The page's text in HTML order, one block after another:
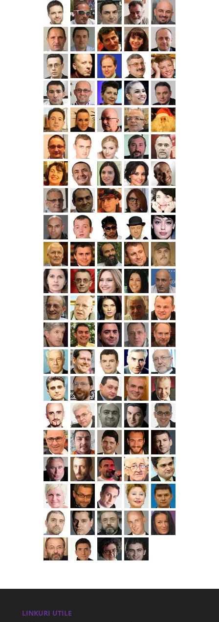
LINKURI UTILE